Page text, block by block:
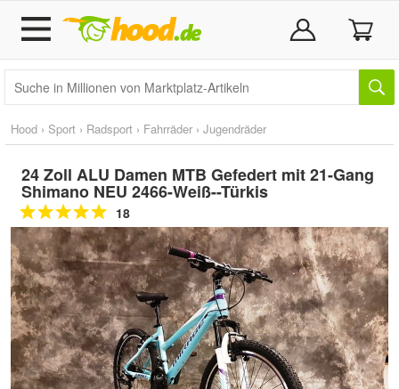
Hood › Sport › Radsport › Fahrräder › Jugendräder
24 Zoll ALU Damen MTB Gefedert mit 21-Gang
Shimano NEU 2466-Weiß--Türkis
18